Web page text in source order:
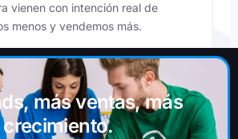
vienen con intención real de
menos y vendemos más.
más ventas, más
crecimiento.